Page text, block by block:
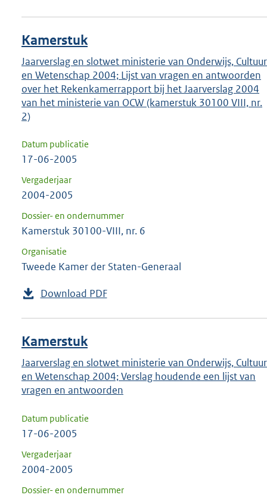
Kamerstuk
Jaarverslag en slotwet ministerie van Onderwijs, Cultuur
en Wetenschap 2004; Lijst van vragen en antwoorden
over het Rekenkamerrapport bij het Jaarverslag 2004
van het ministerie van OCW (kamerstuk 30100 VIII, nr.
2)
Datum publicatie
17-06-2005
Vergaderjaar
2004-2005
Dossier- en ondernummer
Kamerstuk 30100-VIII, nr. 6
Organisatie
Tweede Kamer der Staten-Generaal
Download PDF
Kamerstuk
Jaarverslag en slotwet ministerie van Onderwijs, Cultuur
en Wetenschap 2004; Verslag houdende een lijst van
vragen en antwoorden
Datum publicatie
17-06-2005
Vergaderjaar
2004-2005
Dossier- en ondernummer